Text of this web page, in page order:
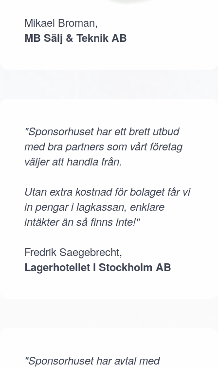
Mikael Broman,
MB Sälj & Teknik AB
"Sponsorhuset har ett brett utbud
med bra partners som vårt företag
väljer att handla från.
Utan extra kostnad för bolaget får vi
in pengar i lagkassan, enklare
intäkter än så finns inte!"
Fredrik Saegebrecht,
Lagerhotellet i Stockholm AB
"Sponsorhuset har avtal med